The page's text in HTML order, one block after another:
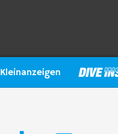
Kleinanzeigen